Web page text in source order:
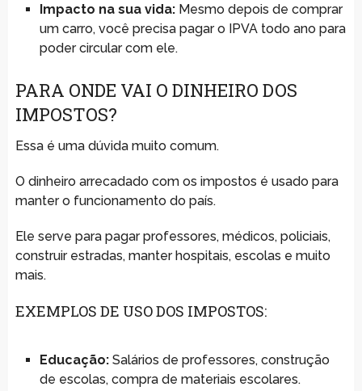
Impacto na sua vida:Mesmo depois de comprar
um carro, você precisa pagar o IPVA todo ano para
poder circular com ele.
PARA ONDE VAI O DINHEIRO DOS
IMPOSTOS?
Essa é uma dúvida muito comum.
O dinheiro arrecadado com os impostos é usado para
manter o funcionamento do país.
Ele serve para pagar professores, médicos, policiais,
construir estradas, manter hospitais, escolas e muito
mais.
EXEMPLOS DE USO DOS IMPOSTOS:
Educação:Salários de professores, construção
de escolas, compra de materiais escolares.